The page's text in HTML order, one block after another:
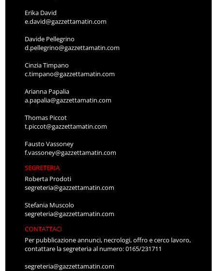
Erika David
e.david@gazzettamatin.com
Davide Pellegrino
d.pellegrino@gazzettamatin.com
Cinzia Timpano
c.timpano@gazzettamatin.com
Arianna Papalia
a.papalia@gazzettamatin.com
Thomas Piccot
t.piccot@gazzettamatin.com
Fausto Vassoney
f.vassoney@gazzettamatin.com
SEGRETERIA
Roberta Prodoti
segreteria@gazzettamatin.com
Stefania Muscolo
segreteria@gazzettamatin.com
CONTATTACI
Per pubblicazione annunci, necrologi, offro e cerco lavoro,
contattare la segreteria al numero: 0165/231711
segreteria@gazzettamatin.com